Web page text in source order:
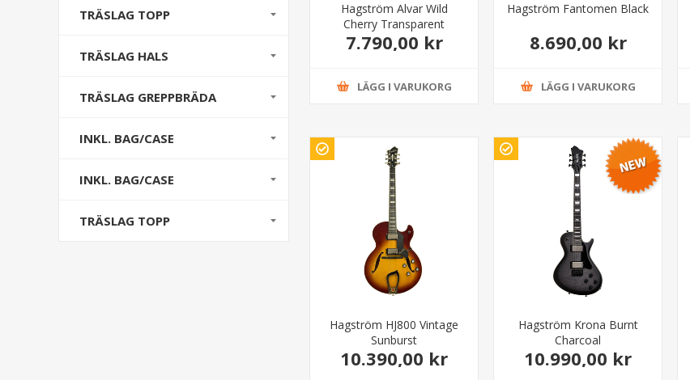
Hagström Alvar Wild
Cherry Transparent
7.790,00 kr
LÄGG I VARUKORG
Hagström Fantomen Black
8.690,00 kr
LÄGG I VARUKORG
Hagström HJ800 Vintage
Sunburst
10.390,00 kr
Hagström Krona Burnt
Charcoal
10.990,00 kr
TRÄSLAG TOPP
TRÄSLAG HALS
TRÄSLAG GREPPBRÄDA
INKL. BAG/CASE
INKL. BAG/CASE
TRÄSLAG TOPP